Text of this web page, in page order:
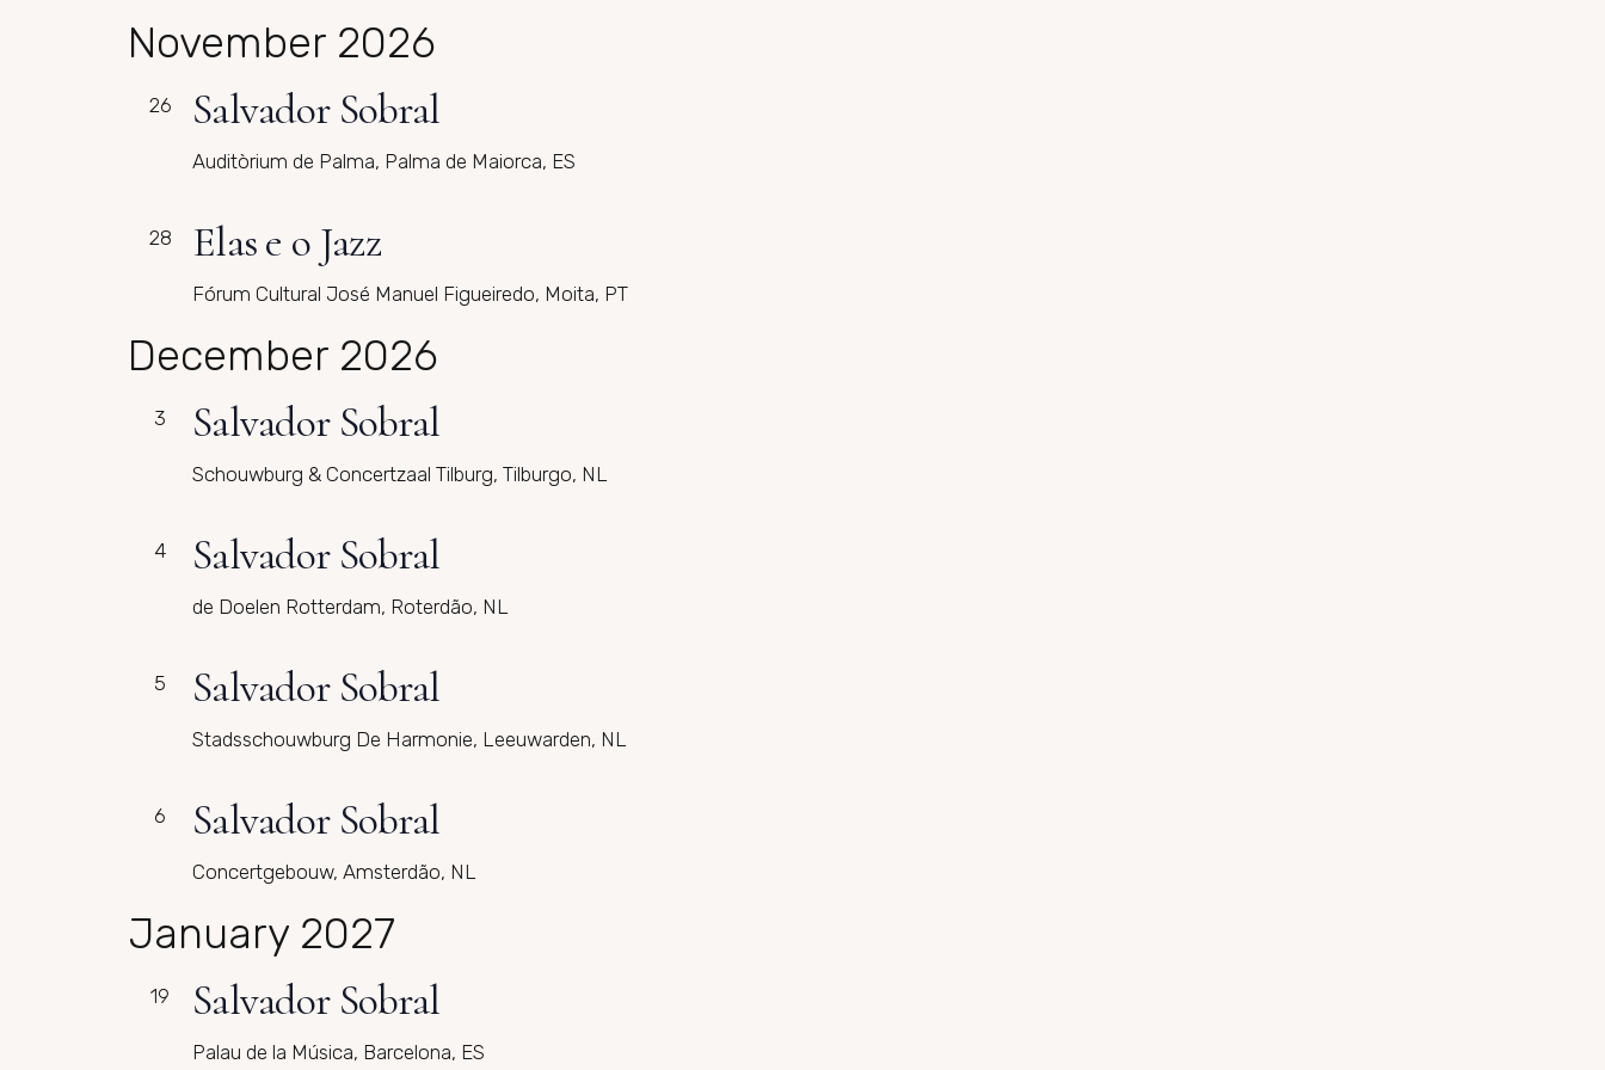
November 2026
26 Salvador Sobral
Auditòrium de Palma, Palma de Maiorca, ES
28 Elas e o Jazz
Fórum Cultural José Manuel Figueiredo, Moita, PT
December 2026
3 Salvador Sobral
Schouwburg & Concertzaal Tilburg, Tilburgo, NL
4 Salvador Sobral
de Doelen Rotterdam, Roterdão, NL
5 Salvador Sobral
Stadsschouwburg De Harmonie, Leeuwarden, NL
6 Salvador Sobral
Concertgebouw, Amsterdão, NL
January 2027
19 Salvador Sobral
Palau de la Música, Barcelona, ES